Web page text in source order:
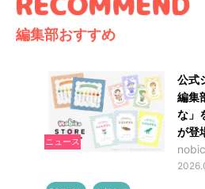
編集部おすすめ
ニュース
公式
編集
な」
が登